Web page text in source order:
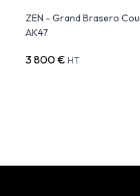
ZEN - Grand Brasero
AK47
3 800 € HT